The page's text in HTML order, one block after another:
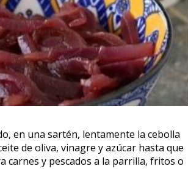
en una sartén, lentamente la cebolla
de oliva, vinagre y azúcar hasta que
carnes y pescados a la parrilla, fritos o